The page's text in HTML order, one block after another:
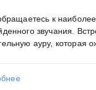
к
звучания.
ауру, которая